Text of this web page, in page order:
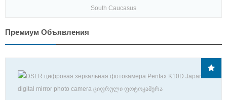
Премиум Объявления